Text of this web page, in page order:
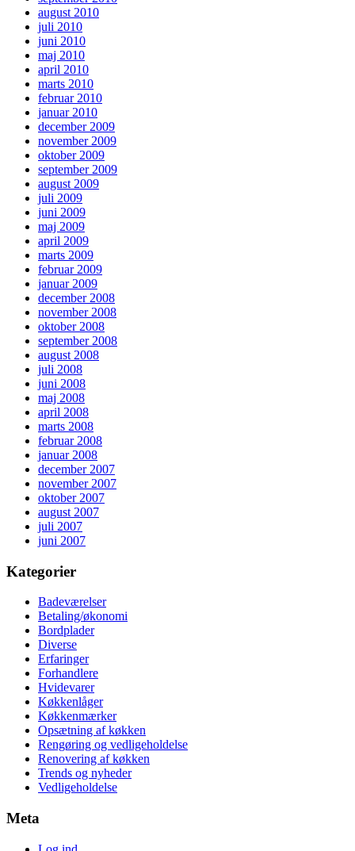
august 2010
juli 2010
juni 2010
maj 2010
april 2010
marts 2010
februar 2010
januar 2010
december 2009
november 2009
oktober 2009
september 2009
august 2009
juli 2009
juni 2009
maj 2009
april 2009
marts 2009
februar 2009
januar 2009
december 2008
november 2008
oktober 2008
september 2008
august 2008
juli 2008
juni 2008
maj 2008
april 2008
marts 2008
februar 2008
januar 2008
december 2007
november 2007
oktober 2007
august 2007
juli 2007
juni 2007
Kategorier
Badeværelser
Betaling/økonomi
Bordplader
Diverse
Erfaringer
Forhandlere
Hvidevarer
Køkkenlåger
Køkkenmærker
Opsætning af køkken
Rengøring og vedligeholdelse
Renovering af køkken
Trends og nyheder
Vedligeholdelse
Meta